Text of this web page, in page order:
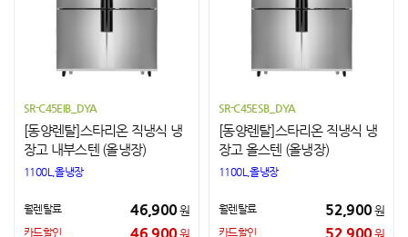
SR-C45EIB_DYA
[동양렌탈]스타리온 직냉식 냉
장고 내부스텐 (올냉장)
1100L,올냉장
월렌탈료 46,900원
카드할인 46,900원
SR-C45ESB_DYA
[동양렌탈]스타리온 직냉식 냉
장고 올스텐 (올냉장)
1100L,올냉장
월렌탈료 52,900원
카드할인 52,900원